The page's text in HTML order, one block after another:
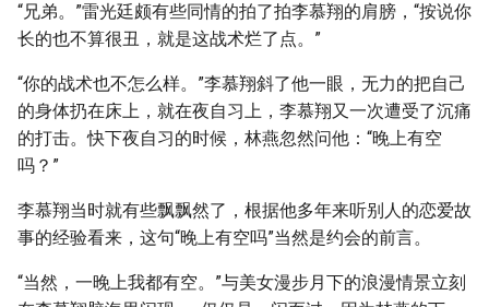
“兄弟。”雷光廷颇有些同情的拍了拍李慕翔的肩膀，“按说你
长的也不算很丑，就是这战术烂了点。”
“你的战术也不怎么样。”李慕翔斜了他一眼，无力的把自己
的身体扔在床上，就在夜自习上，李慕翔又一次遭受了沉痛
的打击。快下夜自习的时候，林燕忽然问他：“晚上有空
吗？”
李慕翔当时就有些飘飘然了，根据他多年来听别人的恋爱故
事的经验看来，这句“晚上有空吗”当然是约会的前言。
“当然，一晚上我都有空。”与美女漫步月下的浪漫情景立刻